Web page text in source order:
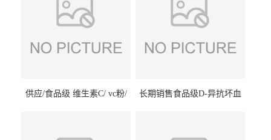
供应/食品级 维生素C/ vc粉/
长期销售食品级D-异抗坏血